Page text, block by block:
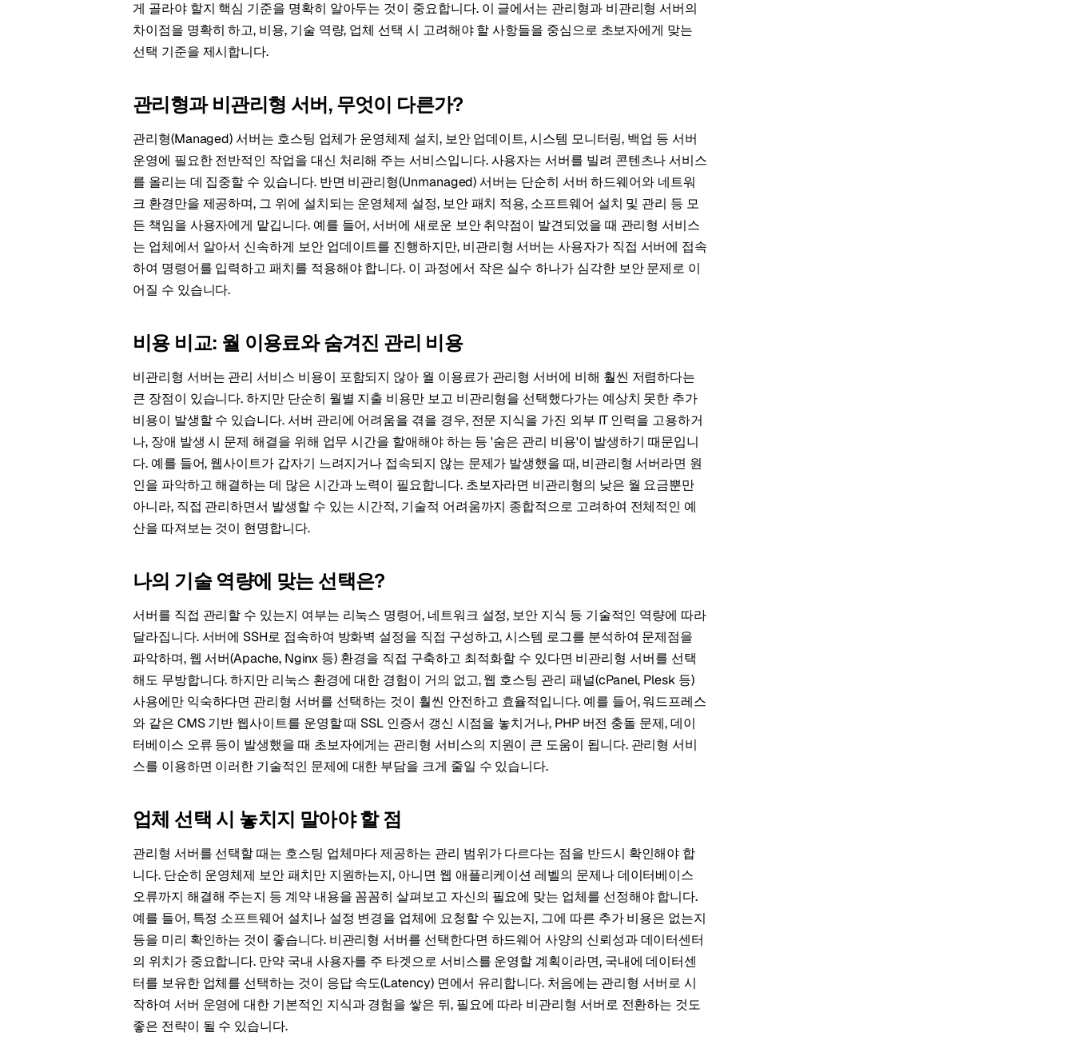
게 골라야 할지 핵심 기준을 명확히 알아두는 것이 중요합니다. 이 글에서는 관리형과 비관리형 서버의
차이점을 명확히 하고, 비용, 기술 역량, 업체 선택 시 고려해야 할 사항들을 중심으로 초보자에게 맞는
선택 기준을 제시합니다.
관리형과 비관리형 서버, 무엇이 다른가?
관리형(Managed) 서버는 호스팅 업체가 운영체제 설치, 보안 업데이트, 시스템 모니터링, 백업 등 서버
운영에 필요한 전반적인 작업을 대신 처리해 주는 서비스입니다. 사용자는 서버를 빌려 콘텐츠나 서비스
를 올리는 데 집중할 수 있습니다. 반면 비관리형(Unmanaged) 서버는 단순히 서버 하드웨어와 네트워
크 환경만을 제공하며, 그 위에 설치되는 운영체제 설정, 보안 패치 적용, 소프트웨어 설치 및 관리 등 모
든 책임을 사용자에게 맡깁니다. 예를 들어, 서버에 새로운 보안 취약점이 발견되었을 때 관리형 서비스
는 업체에서 알아서 신속하게 보안 업데이트를 진행하지만, 비관리형 서버는 사용자가 직접 서버에 접속
하여 명령어를 입력하고 패치를 적용해야 합니다. 이 과정에서 작은 실수 하나가 심각한 보안 문제로 이
어질 수 있습니다.
비용 비교: 월 이용료와 숨겨진 관리 비용
비관리형 서버는 관리 서비스 비용이 포함되지 않아 월 이용료가 관리형 서버에 비해 훨씬 저렴하다는
큰 장점이 있습니다. 하지만 단순히 월별 지출 비용만 보고 비관리형을 선택했다가는 예상치 못한 추가
비용이 발생할 수 있습니다. 서버 관리에 어려움을 겪을 경우, 전문 지식을 가진 외부 IT 인력을 고용하거
나, 장애 발생 시 문제 해결을 위해 업무 시간을 할애해야 하는 등 '숨은 관리 비용'이 발생하기 때문입니
다. 예를 들어, 웹사이트가 갑자기 느려지거나 접속되지 않는 문제가 발생했을 때, 비관리형 서버라면 원
인을 파악하고 해결하는 데 많은 시간과 노력이 필요합니다. 초보자라면 비관리형의 낮은 월 요금뿐만
아니라, 직접 관리하면서 발생할 수 있는 시간적, 기술적 어려움까지 종합적으로 고려하여 전체적인 예
산을 따져보는 것이 현명합니다.
나의 기술 역량에 맞는 선택은?
서버를 직접 관리할 수 있는지 여부는 리눅스 명령어, 네트워크 설정, 보안 지식 등 기술적인 역량에 따라
달라집니다. 서버에 SSH로 접속하여 방화벽 설정을 직접 구성하고, 시스템 로그를 분석하여 문제점을
파악하며, 웹 서버(Apache, Nginx 등) 환경을 직접 구축하고 최적화할 수 있다면 비관리형 서버를 선택
해도 무방합니다. 하지만 리눅스 환경에 대한 경험이 거의 없고, 웹 호스팅 관리 패널(cPanel, Plesk 등)
사용에만 익숙하다면 관리형 서버를 선택하는 것이 훨씬 안전하고 효율적입니다. 예를 들어, 워드프레스
와 같은 CMS 기반 웹사이트를 운영할 때 SSL 인증서 갱신 시점을 놓치거나, PHP 버전 충돌 문제, 데이
터베이스 오류 등이 발생했을 때 초보자에게는 관리형 서비스의 지원이 큰 도움이 됩니다. 관리형 서비
스를 이용하면 이러한 기술적인 문제에 대한 부담을 크게 줄일 수 있습니다.
업체 선택 시 놓치지 말아야 할 점
관리형 서버를 선택할 때는 호스팅 업체마다 제공하는 관리 범위가 다르다는 점을 반드시 확인해야 합
니다. 단순히 운영체제 보안 패치만 지원하는지, 아니면 웹 애플리케이션 레벨의 문제나 데이터베이스
오류까지 해결해 주는지 등 계약 내용을 꼼꼼히 살펴보고 자신의 필요에 맞는 업체를 선정해야 합니다.
예를 들어, 특정 소프트웨어 설치나 설정 변경을 업체에 요청할 수 있는지, 그에 따른 추가 비용은 없는지
등을 미리 확인하는 것이 좋습니다. 비관리형 서버를 선택한다면 하드웨어 사양의 신뢰성과 데이터센터
의 위치가 중요합니다. 만약 국내 사용자를 주 타겟으로 서비스를 운영할 계획이라면, 국내에 데이터센
터를 보유한 업체를 선택하는 것이 응답 속도(Latency) 면에서 유리합니다. 처음에는 관리형 서버로 시
작하여 서버 운영에 대한 기본적인 지식과 경험을 쌓은 뒤, 필요에 따라 비관리형 서버로 전환하는 것도
좋은 전략이 될 수 있습니다.